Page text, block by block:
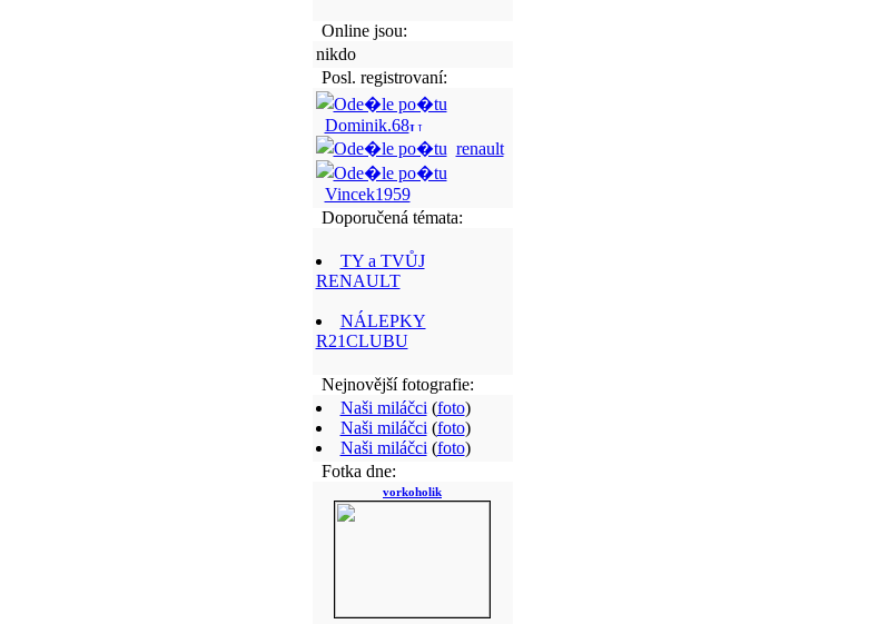
Online jsou:
nikdo
Posl. registrovaní:
Dominik.68
renault
Vincek1959
Doporučená témata:
TY a TVŮJ
RENAULT
NÁLEPKY
R21CLUBU
Nejnovější fotografie:
Naši miláčci (foto)
Naši miláčci (foto)
Naši miláčci (foto)
Fotka dne:
vorkoholik